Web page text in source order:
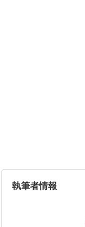
執筆者情報